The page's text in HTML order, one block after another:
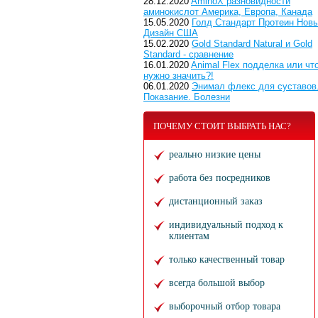
аминокислот Америка, Европа, Канада
15.05.2020 Голд Стандарт Протеин
Дизайн США
15.02.2020 Gold Standard Natural и Gold
Standard - сравнение
16.01.2020 Animal Flex подделка или
нужно значить?!
06.01.2020 Энимал флекс для суставов.
Показание. Болезни
ПОЧЕМУ СТОИТ ВЫБРАТЬ НАС?
реально низкие цены
работа без посредников
дистанционный заказ
индивидуальный подход к
клиентам
только качественный товар
всегда большой выбор
выборочный отбор товара